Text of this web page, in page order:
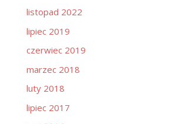
listopad 2022
lipiec 2019
czerwiec 2019
marzec 2018
luty 2018
lipiec 2017